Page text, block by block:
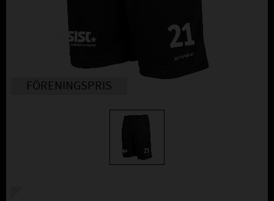
FÖRENINGSPRIS